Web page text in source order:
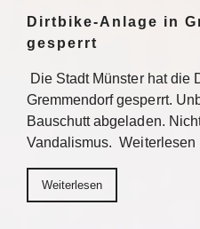
Dirtbike-Anlage in
gesperrt
Die Stadt Münster hat die
Gremmendorf gesperrt.
Bauschutt abgeladen.
Vandalismus. Weiterlesen
Weiterlesen